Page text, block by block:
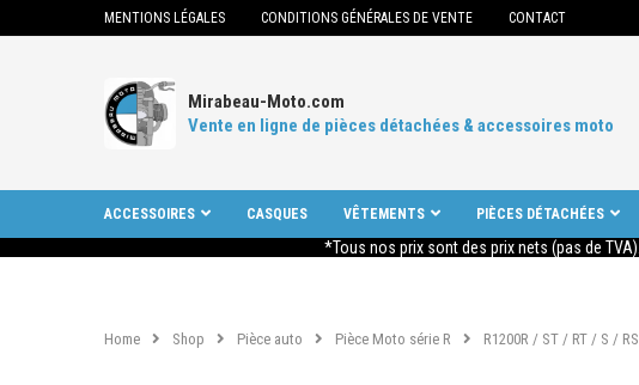
MENTIONS LÉGALES CONDITIONS GÉNÉRALES DE VENTE CONTACT
Mirabeau-Moto.com
Vente en ligne de pièces détachées & accessoires moto
ACCESSOIRES CASQUES VÊTEMENTS PIÈCES DÉTACHÉES
*Tous nos prix sont des prix nets (pas de TVA).
Home Shop Pièce auto Pièce Moto série R R1200R / ST / RT / S / RS